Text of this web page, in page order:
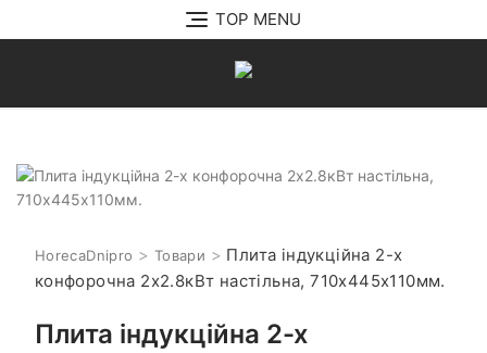
TOP MENU
HorecaDnipro > Товари > Плита індукційна 2-х
конфорочна 2х2.8кВт настільна, 710х445х110мм.
Плита індукційна 2-х